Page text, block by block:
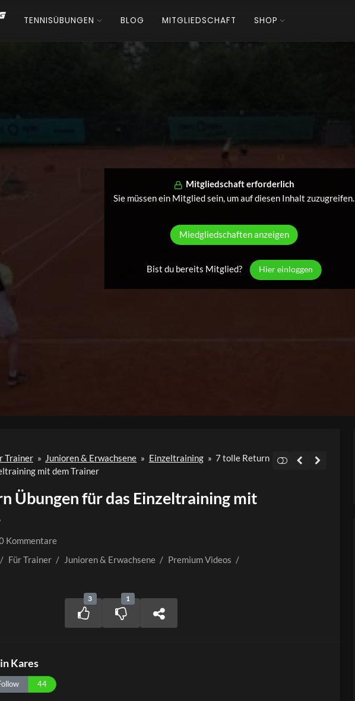
TENNISÜBUNGEN BLOG MITGLIEDSCHAFT SHOP
Mitgliedschaft erforderlich
Sie müssen ein Mitglied sein, um auf diesen Inhalt zuzugreifen.
Miedgliedschaften anzeigen
Bist du bereits Mitglied? Hier einloggen
Trainer » Junioren & Erwachsene » Einzeltraining » 7 tolle Return
mit dem Trainer
Übungen für das Einzeltraining mit
Kommentare
/ Für Trainer / Junioren & Erwachsene / Premium Videos /
3 1
Kares
44